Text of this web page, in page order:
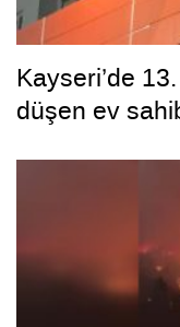
Kayseri’de
düşen ev